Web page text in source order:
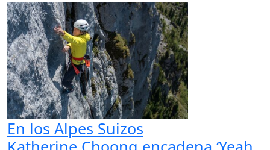
En los Alpes Suizos